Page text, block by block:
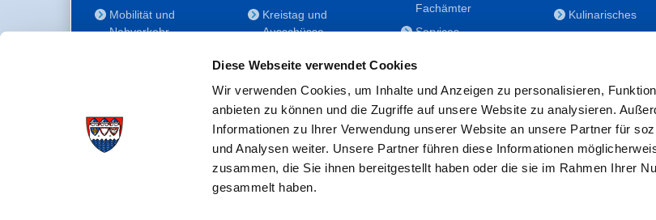
Diese Webseite verwendet Cookies
Wir verwenden Cookies, um Inhalte und Anzeigen zu personalisieren,
anbieten zu können und die Zugriffe auf unsere Website zu analysieren.
Informationen zu Ihrer Verwendung unserer Website an unsere Partner für
und Analysen weiter. Unsere Partner führen diese Informationen
zusammen, die Sie ihnen bereitgestellt haben oder die sie im Rahmen Ihrer
gesammelt haben.
Mobilität und
Nahverkehr
Gesundheit
Bildung
Kreistag und
Ausschüsse
für Menschen mit
Behinderung
Der
Kreisseniorenbeirat
Förderstiftung
Fördergesellschaft/Sportförderung
Fachämter
Services
Nachwuchskräfte
Notdienste
Bekanntmachungen
Formulare/Downloads
RSS-Feeds
Kulinarisches
Veranstaltungen